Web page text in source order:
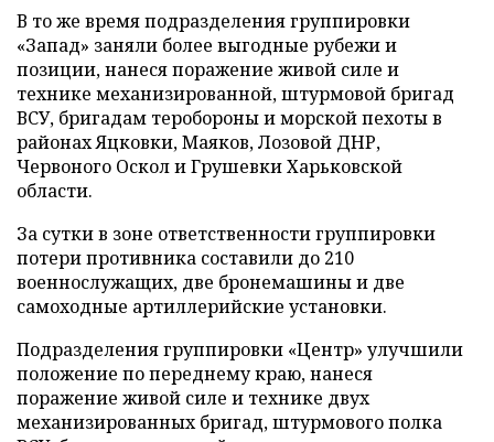
В то же время подразделения группировки
«Запад» заняли более выгодные рубежи и
позиции, нанеся поражение живой силе и
технике механизированной, штурмовой бригад
ВСУ, бригадам теробороны и морской пехоты в
районах Яцковки, Маяков, Лозовой ДНР,
Червоного Оскол и Грушевки Харьковской
области.
За сутки в зоне ответственности группировки
потери противника составили до 210
военнослужащих, две бронемашины и две
самоходные артиллерийские установки.
Подразделения группировки «Центр» улучшили
положение по переднему краю, нанеся
поражение живой силе и технике двух
механизированных бригад, штурмового полка